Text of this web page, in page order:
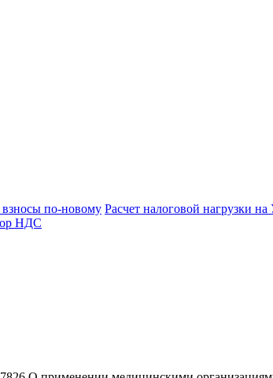
по-новому Расчет налоговой нагрузки
НДС